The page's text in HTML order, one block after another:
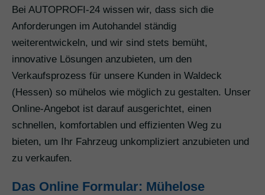
Bei AUTOPROFI-24 wissen wir, dass sich die
Anforderungen im Autohandel ständig
weiterentwickeln, und wir sind stets bemüht,
innovative Lösungen anzubieten, um den
Verkaufsprozess für unsere Kunden in Waldeck
(Hessen) so mühelos wie möglich zu gestalten. Unser
Online-Angebot ist darauf ausgerichtet, einen
schnellen, komfortablen und effizienten Weg zu
bieten, um Ihr Fahrzeug unkompliziert anzubieten und
zu verkaufen.
Das Online Formular: Mühelose